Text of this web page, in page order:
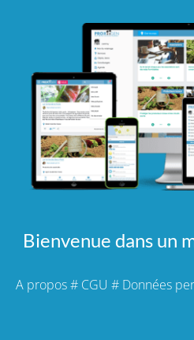
Bienvenue dans un
A propos# CGU # Données